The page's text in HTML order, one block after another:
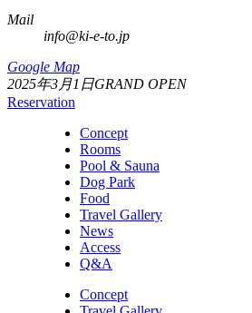
Mail
info@ki-e-to.jp
Google Map
2025年3月1日GRAND OPEN
Reservation
Concept
Rooms
Pool & Sauna
Dog Park
Food
Travel Gallery
News
Access
Q&A
Concept